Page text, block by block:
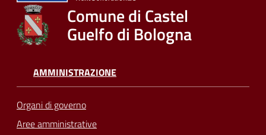
Comune di Castel
Guelfo di Bologna
AMMINISTRAZIONE
Organi di governo
Aree amministrative